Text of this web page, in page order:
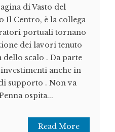
di Vasto del
Il Centro, è la collega
portuali tornano
dei lavori tenuto
scalo . Da parte
anche in
supporto . Non va
ospita...
Read More